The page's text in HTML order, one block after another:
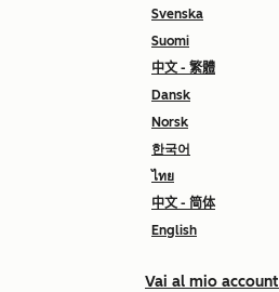
Svenska
Suomi
中文 - 繁體
Dansk
Norsk
한국어
ไทย
中文 - 简体
English
Vai al mio account